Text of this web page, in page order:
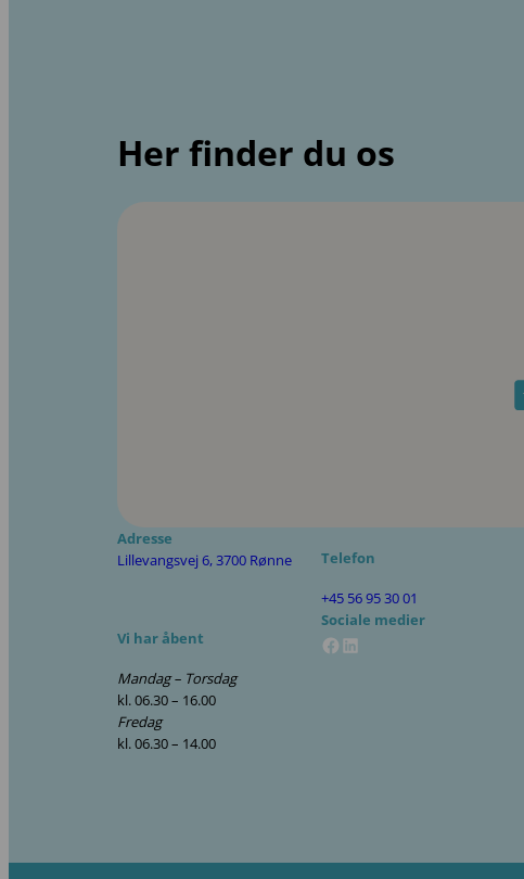
Her finder du os
Adresse
Lillevangsvej 6, 3700 Rønne
Telefon
+45 56 95 30 01
Vi har åbent
Mandag – Torsdag
kl. 06.30 – 16.00
Fredag
kl. 06.30 – 14.00
Sociale medier
Facebook LinkedIn